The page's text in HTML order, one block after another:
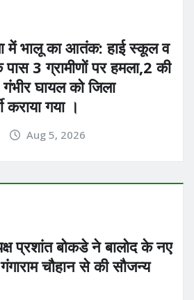
में भालू का आतंक: हाई स्कूल व
3 ग्रामीणों पर हमला,2 की
घायल को जिला
कराया गया ।
Aug 5, 2026
प्रशांत बोकडे ने बालोद के नए
चौहान से की सौजन्य